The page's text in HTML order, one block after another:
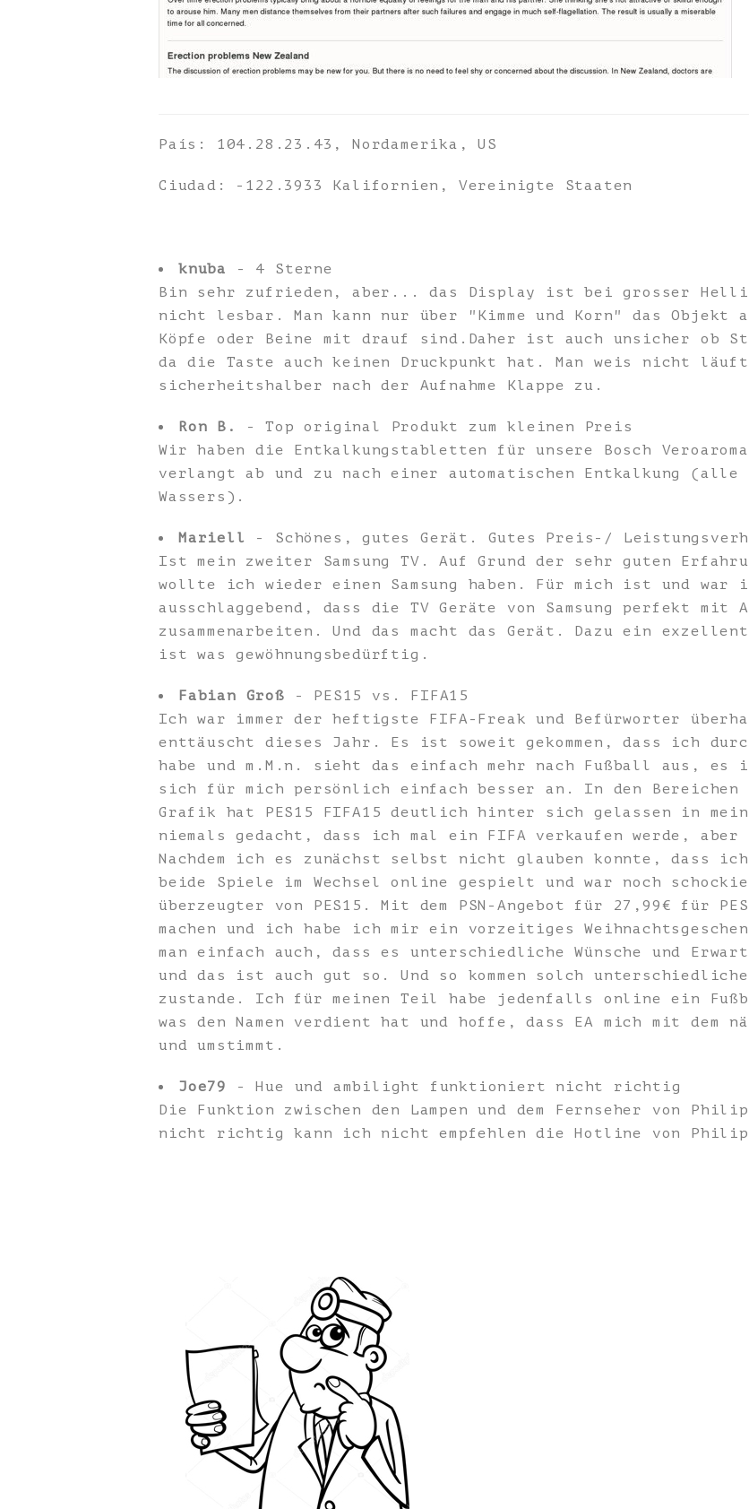
País: 104.28.23.43, Nordamerika, US
Ciudad: -122.3933 Kalifornien, Vereinigte Staaten
knuba
- 4 Sterne
Bin sehr zufrieden, aber... das Display ist bei grosser
nicht lesbar. Man kann nur über "Kimme und Korn" das
Köpfe oder Beine mit drauf sind.Daher ist auch unsicher ob
da die Taste auch keinen Druckpunkt hat. Man weis nicht
sicherheitshalber nach der Aufnahme Klappe zu.
Ron B.
- Top original Produkt zum kleinen Preis
Wir haben die Entkalkungstabletten für unsere Bosch
verlangt ab und zu nach einer automatischen Entkalkung (alle
Wassers).
Mariell - Schönes, gutes Gerät. Gutes Preis-/
Ist mein zweiter Samsung TV. Auf Grund der sehr guten
wollte ich wieder einen Samsung haben. Für mich ist und
ausschlaggebend, dass die TV Geräte von Samsung perfekt mit
zusammenarbeiten. Und das macht das Gerät. Dazu ein
ist was gewöhnungsbedürftig.
Fabian Groß - PES15 vs. FIFA15
Ich war immer der heftigste FIFA-Freak und Befürworter
enttäuscht dieses Jahr. Es ist soweit gekommen, dass ich
habe und m.M.n. sieht das einfach mehr nach Fußball aus,
sich für mich persönlich einfach besser an. In den Bereichen
Grafik hat PES15 FIFA15 deutlich hinter sich gelassen in
niemals gedacht, dass ich mal ein FIFA verkaufen werde,
Nachdem ich es zunächst selbst nicht glauben konnte, dass
beide Spiele im Wechsel online gespielt und war noch
überzeugter von PES15. Mit dem PSN-Angebot für 27,99€ für
machen und ich habe ich mir ein vorzeitiges
man einfach auch, dass es unterschiedliche Wünsche und
und das ist auch gut so. Und so kommen solch unterschiedlichen
zustande. Ich für meinen Teil habe jedenfalls online ein
was den Namen verdient hat und hoffe, dass EA mich mit dem
und umstimmt.
Joe79
- Hue und ambilight funktioniert nicht richtig
Die Funktion zwischen den Lampen und dem Fernseher von
nicht richtig kann ich nicht empfehlen die Hotline von